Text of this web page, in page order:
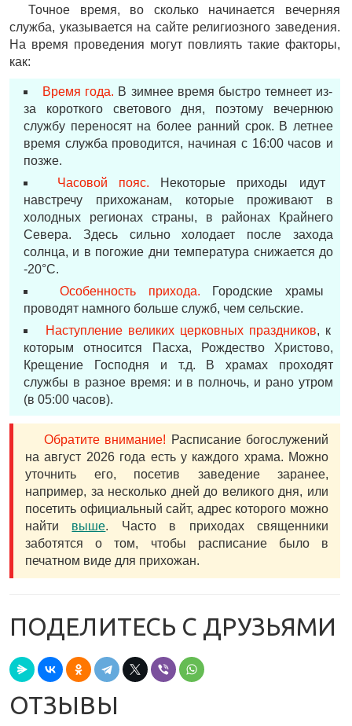
Точное время, во сколько начинается вечерняя
служба, указывается на сайте религиозного заведения.
На время проведения могут повлиять такие факторы,
как:
Время года. В зимнее время быстро темнеет из-
за короткого светового дня, поэтому вечернюю
службу переносят на более ранний срок. В летнее
время служба проводится, начиная с 16:00 часов и
позже.
Часовой пояс. Некоторые приходы идут
навстречу прихожанам, которые проживают в
холодных регионах страны, в районах Крайнего
Севера. Здесь сильно холодает после захода
солнца, и в погожие дни температура снижается до
-20°С.
Особенность прихода. Городские храмы
проводят намного больше служб, чем сельские.
Наступление великих церковных праздников, к
которым относится Пасха, Рождество Христово,
Крещение Господня и т.д. В храмах проходят
службы в разное время: и в полночь, и рано утром
(в 05:00 часов).
Обратите внимание! Расписание богослужений
на август 2026 года есть у каждого храма. Можно
уточнить его, посетив заведение заранее,
например, за несколько дней до великого дня, или
посетить официальный сайт, адрес которого можно
найти выше. Часто в приходах священники
заботятся о том, чтобы расписание было в
печатном виде для прихожан.
ПОДЕЛИТЕСЬ С ДРУЗЬЯМИ
ОТЗЫВЫ